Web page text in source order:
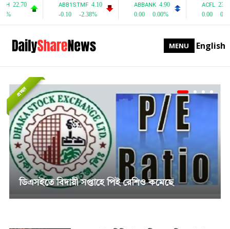
MENU English
প্রচ্ছদ